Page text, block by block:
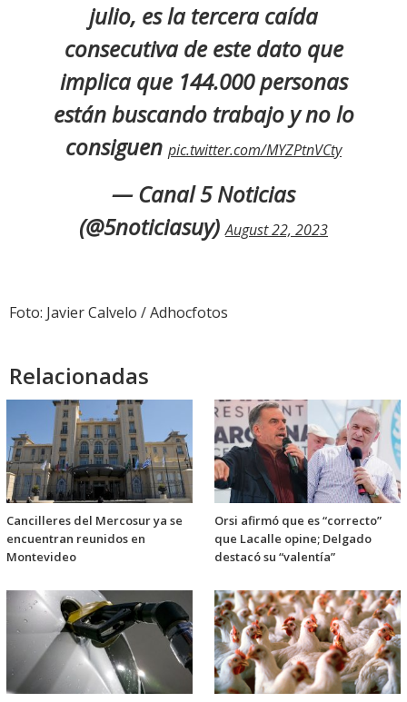
julio, es la tercera caída
consecutiva de este dato que
implica que 144.000 personas
están buscando trabajo y no lo
consiguen pic.twitter.com/MYZPtnVCty
— Canal 5 Noticias
(@5noticiasuy)August 22, 2023
Foto: Javier Calvelo / Adhocfotos
Relacionadas
Cancilleres del Mercosur ya se
encuentran reunidos en
Montevideo
Orsi afirmó que es “correcto”
que Lacalle opine; Delgado
destacó su “valentía”